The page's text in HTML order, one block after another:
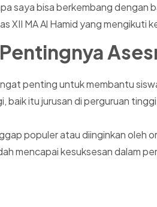
saya bisa berkembang
XII MA Al Hamid yang mengikuti
Pentingnya
penting untuk membantu
itu jurusan di perguruan
populer atau diinginkan
mencapai kesuksesan dalam